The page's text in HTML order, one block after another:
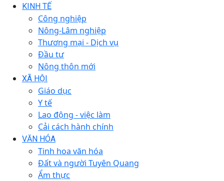
KINH TẾ
Công nghiệp
Nông-Lâm nghiệp
Thương mại - Dịch vụ
Đầu tư
Nông thôn mới
XÃ HỘI
Giáo dục
Y tế
Lao động - việc làm
Cải cách hành chính
VĂN HÓA
Tinh hoa văn hóa
Đất và người Tuyên Quang
Ẩm thực